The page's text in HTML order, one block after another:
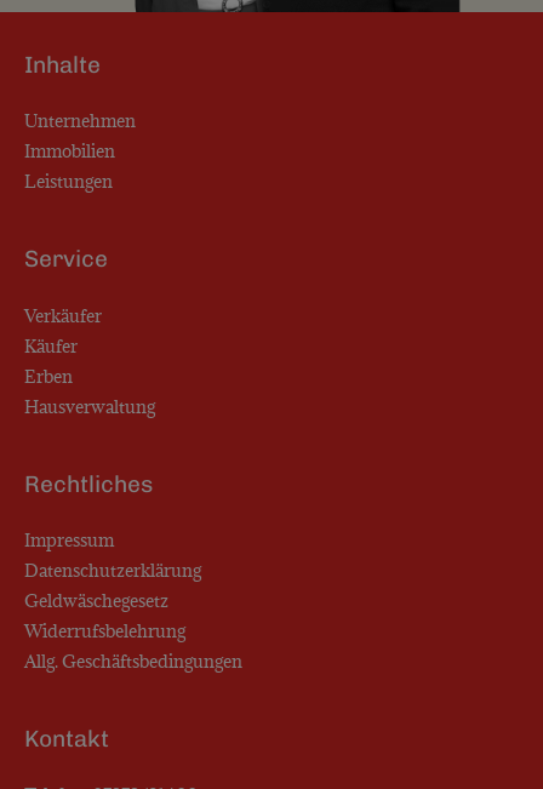
Inhalte
Unternehmen
Immobilien
Leistungen
Service
Verkäufer
Käufer
Erben
Hausverwaltung
Rechtliches
Impressum
Datenschutzerklärung
Geldwäschegesetz
Widerrufsbelehrung
Allg. Geschäftsbedingungen
Kontakt